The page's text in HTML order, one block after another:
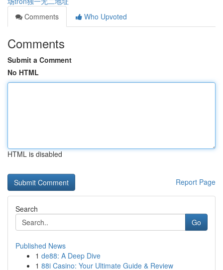
Comments
Who Upvoted
Comments
Submit a Comment
No HTML
HTML is disabled
Report Page
Search
Go
Published News
1 de88: A Deep Dive
1 88i Casino: Your Ultimate Guide & Review